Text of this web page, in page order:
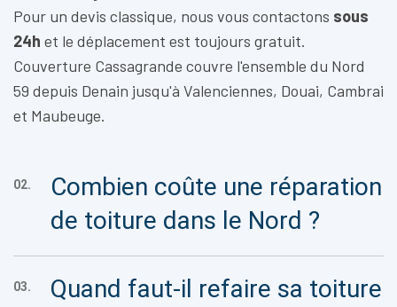
Pour un devis classique, nous vous contactons sous
24h et le déplacement est toujours gratuit.
Couverture Cassagrande couvre l'ensemble du Nord
59 depuis Denain jusqu'à Valenciennes, Douai, Cambrai
et Maubeuge.
02.
Combien coûte une réparation
de toiture dans le Nord ?
03.
Quand faut-il refaire sa toiture